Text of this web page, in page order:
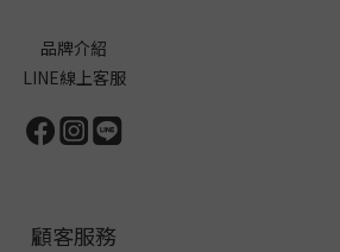
品牌介紹
LINE線上客服
顧客服務